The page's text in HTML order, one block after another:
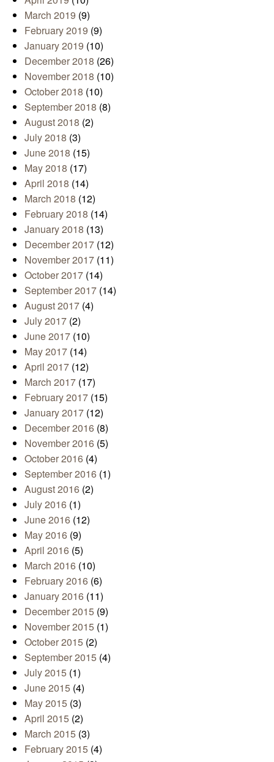
March 2019 (9)
February 2019 (9)
January 2019 (10)
December 2018 (26)
November 2018 (10)
October 2018 (10)
September 2018 (8)
August 2018 (2)
July 2018 (3)
June 2018 (15)
May 2018 (17)
April 2018 (14)
March 2018 (12)
February 2018 (14)
January 2018 (13)
December 2017 (12)
November 2017 (11)
October 2017 (14)
September 2017 (14)
August 2017 (4)
July 2017 (2)
June 2017 (10)
May 2017 (14)
April 2017 (12)
March 2017 (17)
February 2017 (15)
January 2017 (12)
December 2016 (8)
November 2016 (5)
October 2016 (4)
September 2016 (1)
August 2016 (2)
July 2016 (1)
June 2016 (12)
May 2016 (9)
April 2016 (5)
March 2016 (10)
February 2016 (6)
January 2016 (11)
December 2015 (9)
November 2015 (1)
October 2015 (2)
September 2015 (4)
July 2015 (1)
June 2015 (4)
May 2015 (3)
April 2015 (2)
March 2015 (3)
February 2015 (4)